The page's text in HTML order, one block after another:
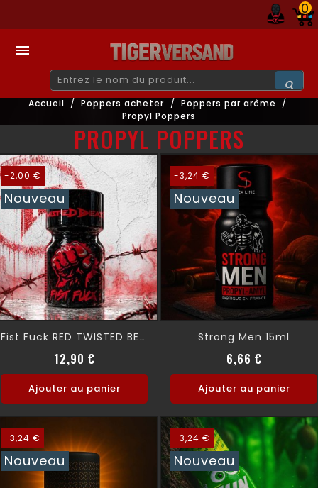
0

Accueil Poppers acheter
Poppers par arôme
Propyl Poppers
PROPYL POPPERS
-2,00 €
Nouveau
Fist Fuck RED TWISTED BEAST 10ml
12,90 €Prix normal
Prix
Ajouter au panier
-3,24 €
Nouveau
Strong Men 15ml
6,66 €Prix
Prix
Ajouter au panier
-3,24 €
Nouveau
-3,24 €
Nouveau